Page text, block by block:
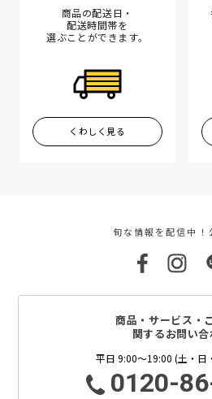
商品の配送日・
配送時間帯を
選ぶことができます。
くわしく見る
旬な情報を配信中！
商品・サービス・
関するお問い合
平日 9:00～19:00 (土・日
0120-